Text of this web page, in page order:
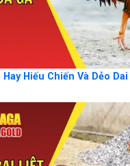
Hay Hiếu Chiến Và Dẻo